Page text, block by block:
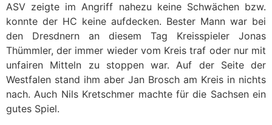
ASV zeigte im Angriff nahezu keine Schwächen bzw.
konnte der HC keine aufdecken. Bester Mann war bei
den Dresdnern an diesem Tag Kreisspieler Jonas
Thümmler, der immer wieder vom Kreis traf oder nur mit
unfairen Mitteln zu stoppen war. Auf der Seite der
Westfalen stand ihm aber Jan Brosch am Kreis in nichts
nach. Auch Nils Kretschmer machte für die Sachsen ein
gutes Spiel.